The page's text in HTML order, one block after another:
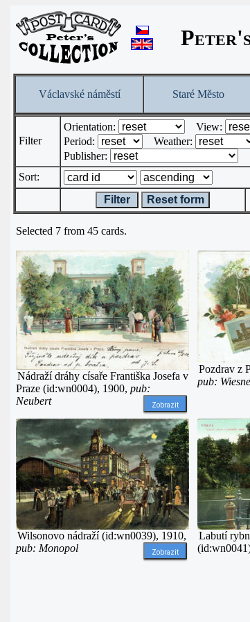
Václavské náměstí Staré Město
Filter
Orientation: View:
Period:
Weather:
Publisher:
Sort:
Filter
Reset form
Selected 7 from 45 cards.
Nádraží dráhy císaře Františka Josefa v
Praze (id:wn0004), 1900, pub:
Neubert
Zobrazit
Pozdrav z
pub:
Wilsonovo nádraží (id:wn0039), 1910,
pub: Monopol
Zobrazit
Labutí